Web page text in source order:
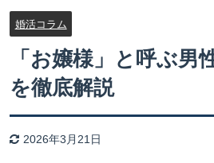
婚活コラム
「お嬢様」と呼ぶ
を徹底解説
2026年3月21日